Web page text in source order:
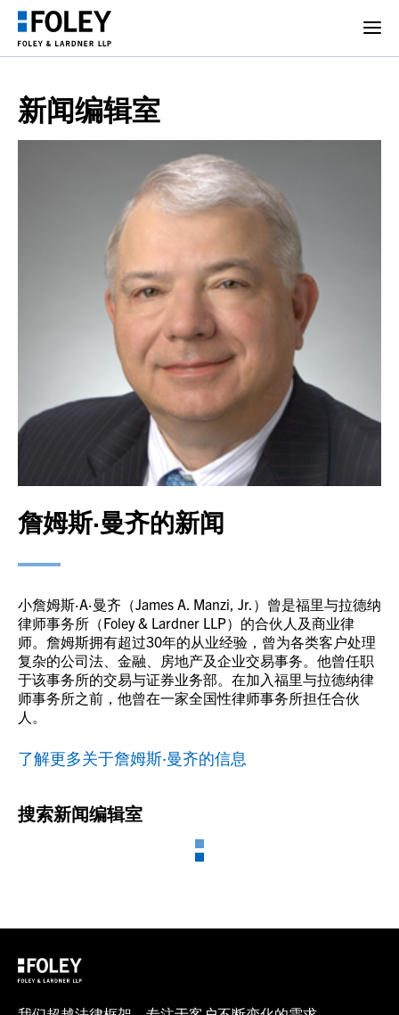
新闻编辑室
詹姆斯·曼齐的新闻
小詹姆斯·A·曼齐（James A. Manzi, Jr.）曾是福里与拉德纳
律师事务所（Foley & Lardner LLP）的合伙人及商业律
师。詹姆斯拥有超过30年的从业经验，曾为各类客户处理
复杂的公司法、金融、房地产及企业交易事务。他曾任职
于该事务所的交易与证券业务部。在加入福里与拉德纳律
师事务所之前，他曾在一家全国性律师事务所担任合伙
人。
了解更多关于詹姆斯·曼齐的信息
搜索新闻编辑室